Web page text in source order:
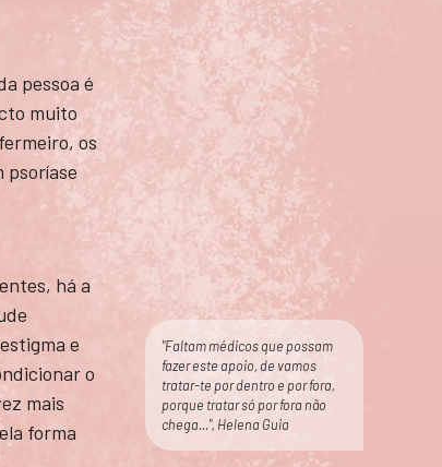
pessoa é
muito
os
psoríase
há a
e
o
mais
forma
"Faltam médicos que possam
fazer este apoio, de vamos
tratar-te por dentro e por fora,
porque tratar só por fora não
chega...", Helena Guia